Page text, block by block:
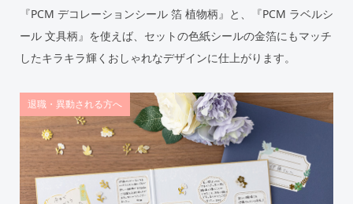
『PCM デコレーションシール 箔 植物柄』と、『PCM ラベルシ
ール 文具柄』を使えば、セットの色紙シールの金箔にもマッチ
したキラキラ輝くおしゃれなデザインに仕上がります。
退職・異動される方へ